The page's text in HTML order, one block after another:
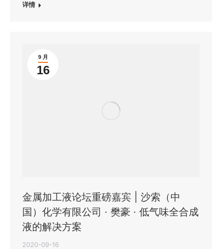
详情
9 月
16
金属加工液论坛重磅嘉宾 | 沙索（中
国）化学有限公司 · 樊豪 · ​低气味全合成
液的解决方案
2020-09-16